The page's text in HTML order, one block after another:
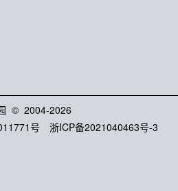
© 2004-2026
号
浙ICP备2021040463号-3